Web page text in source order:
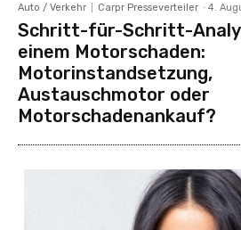
Auto / Verkehr Carpr Presseverteiler - 4.
Schritt-für-Schritt-
einem Motorschaden:
Motorinstandsetzung,
Austauschmotor oder
Motorschadenankauf?